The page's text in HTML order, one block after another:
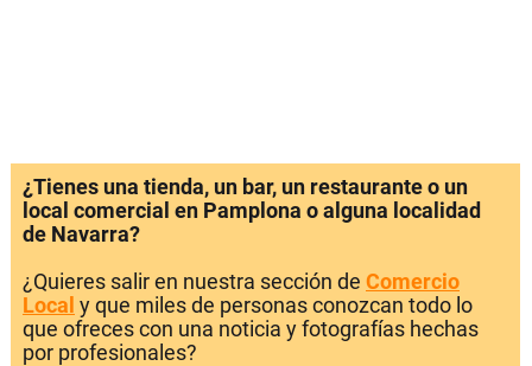
¿Tienes una tienda, un bar, un restaurante o un
local comercial en Pamplona o alguna localidad
de Navarra?
¿Quieres salir en nuestra sección de Comercio
Local y que miles de personas conozcan todo lo
que ofreces con una noticia y fotografías hechas
por profesionales?